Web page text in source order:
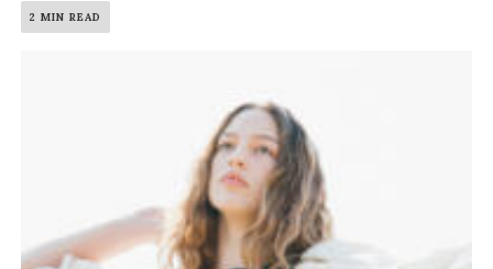
2 MIN READ